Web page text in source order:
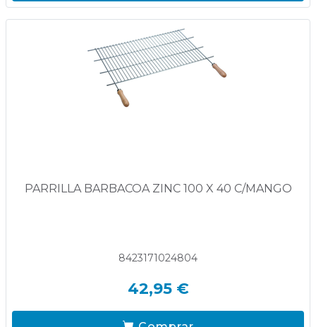
PARRILLA BARBACOA ZINC 100 X 40 C/MANGO
8423171024804
42,95 €